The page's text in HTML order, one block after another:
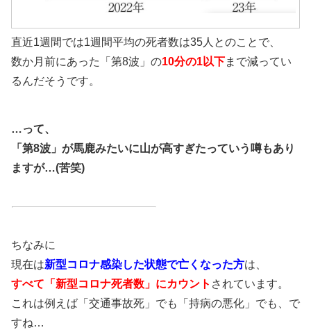
直近1週間では1週間平均の死者数は35人とのことで、
数か月前にあった「第8波」の10分の1以下まで減ってい
るんだそうです。
…って、
「第8波」が馬鹿みたいに山が高すぎたっていう噂もあり
ますが…(苦笑)
ちなみに
現在は新型コロナ感染した状態で亡くなった方は、
すべて「新型コロナ死者数」にカウント されています。
これは例えば「交通事故死」でも「持病の悪化」でも、で
すね…